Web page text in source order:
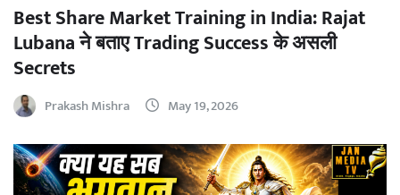
Best Share Market Training in India: Rajat
Lubana ने बताए Trading Success के असली
Secrets
Prakash Mishra May 19, 2026